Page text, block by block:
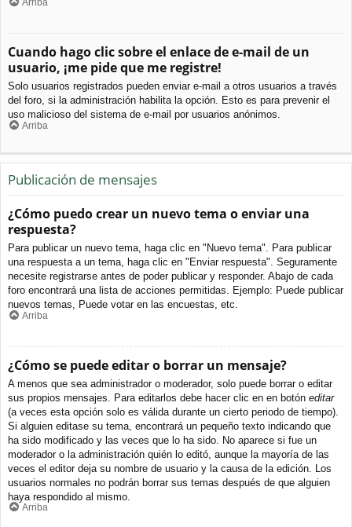
Arriba
Cuando hago clic sobre el enlace de e-mail de un
usuario, ¡me pide que me registre!
Solo usuarios registrados pueden enviar e-mail a otros usuarios a través
del foro, si la administración habilita la opción. Esto es para prevenir el
uso malicioso del sistema de e-mail por usuarios anónimos.
Arriba
Publicación de mensajes
¿Cómo puedo crear un nuevo tema o enviar una
respuesta?
Para publicar un nuevo tema, haga clic en "Nuevo tema". Para publicar
una respuesta a un tema, haga clic en "Enviar respuesta". Seguramente
necesite registrarse antes de poder publicar y responder. Abajo de cada
foro encontrará una lista de acciones permitidas. Ejemplo: Puede publicar
nuevos temas, Puede votar en las encuestas, etc.
Arriba
¿Cómo se puede editar o borrar un mensaje?
A menos que sea administrador o moderador, solo puede borrar o editar
sus propios mensajes. Para editarlos debe hacer clic en en botón editar
(a veces esta opción solo es válida durante un cierto periodo de tiempo).
Si alguien editase su tema, encontrará un pequeño texto indicando que
ha sido modificado y las veces que lo ha sido. No aparece si fue un
moderador o la administración quién lo editó, aunque la mayoría de las
veces el editor deja su nombre de usuario y la causa de la edición. Los
usuarios normales no podrán borrar sus temas después de que alguien
haya respondido al mismo.
Arriba